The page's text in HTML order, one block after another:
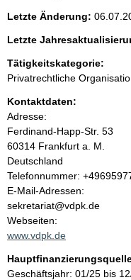
n
i
n
h
a
l
t
Letzte Änderung:
Letzte
Tätigkeitskategorie:
Privatrechtliche
Kontaktdaten:
Adresse:
Ferdinand-Happ-Str. 53
60314 Frankfurt a. M.
Deutschland
K
o
n
t
a
t
Telefonnummer:
E-Mail-Adressen:
sekretariat@vdpk.de
Webseiten:
www.vdpk.de
Geschäftsjahr: 01/25 bis